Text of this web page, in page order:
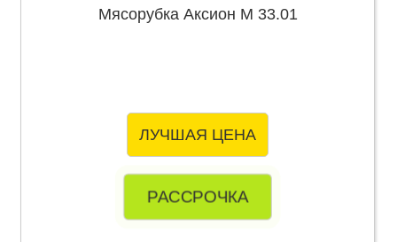
Мясорубка Аксион М 33.01
ЛУЧШАЯ ЦЕНА
РАССРОЧКА